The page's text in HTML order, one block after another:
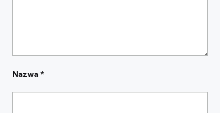
Nazwa *